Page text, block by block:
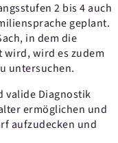
2 bis 4 auch
geplant.
in dem die
wird es zudem
untersuchen.
valide Diagnostik
ermöglichen und
aufzudecken und